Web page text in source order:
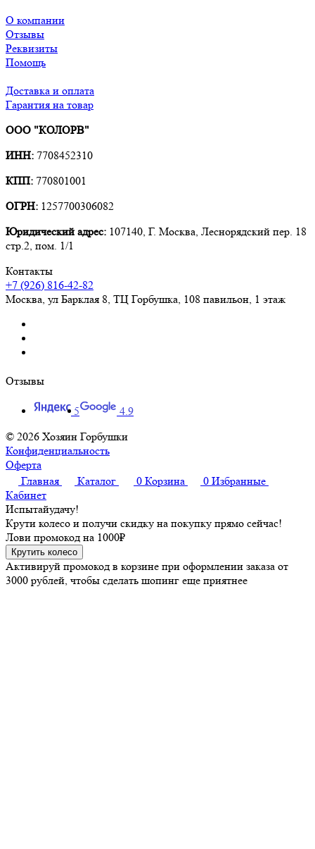
О компании
Отзывы
Реквизиты
Помощь
Доставка и оплата
Гарантия на товар
ООО "КОЛОРВ"
ИНН: 7708452310
КПП: 770801001
ОГРН: 1257700306082
Юридический адрес: 107140, Г. Москва, Леснорядский пер. 18
стр.2, пом. 1/1
Контакты
+7 (926) 816-42-82
Москва, ул Барклая 8, ТЦ Горбушка, 108 павильон, 1 этаж
Отзывы
5
4.9
© 2026 Хозяин Горбушки
Конфиденциальность
Оферта
Главная
Каталог 0 Корзина 0 Избранные
Кабинет
Испытайудачу!
Крути колесо и получи скидку на покупку прямо сейчас!
Лови промокод на 1000₽
Крутить колесо
Активируй промокод в корзине при оформлении заказа от
3000 рублей, чтобы сделать шопинг еще приятнее